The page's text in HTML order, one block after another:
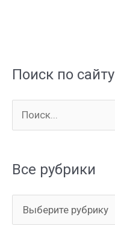
Поиск по сайту
о
с
Все рубрики
с